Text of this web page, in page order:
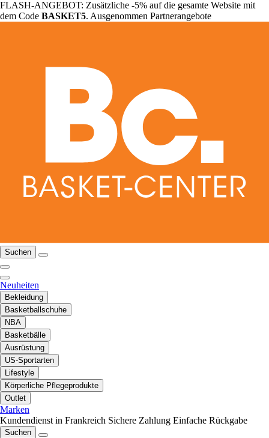
FLASH-ANGEBOT: Zusätzliche -5% auf die gesamte Website mit
dem Code BASKET5. Ausgenommen Partnerangebote
Suchen
Neuheiten
Bekleidung
Basketballschuhe
NBA
Basketbälle
Ausrüstung
US-Sportarten
Lifestyle
Körperliche Pflegeprodukte
Outlet
Marken
Kundendienst in Frankreich Sichere Zahlung Einfache Rückgabe
Suchen